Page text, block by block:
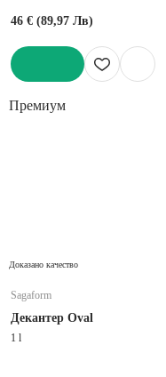
46 € (89,97 Лв)
Премиум
Доказано качество
Sagaform
Декантер Oval
1 l